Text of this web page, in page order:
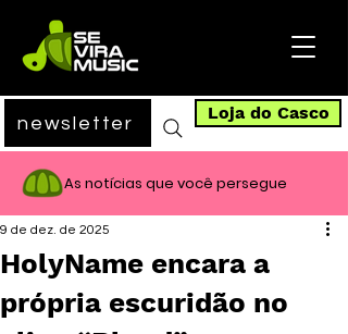
newsletter Loja do Casco
As notícias que você persegue
HolyName encara a
própria escuridão no
9 de dez. de 2025